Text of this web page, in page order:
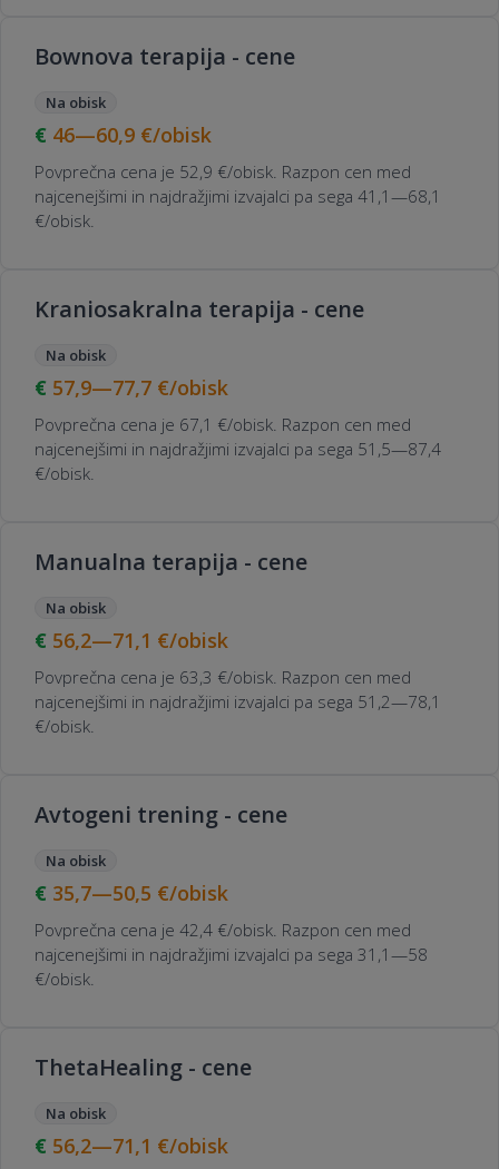
Bownova terapija - cene
Na obisk
46—60,9 €/obisk
Povprečna cena je 52,9 €/obisk. Razpon cen med
najcenejšimi in najdražjimi izvajalci pa sega 41,1—68,1
€/obisk.
Kraniosakralna terapija - cene
Na obisk
57,9—77,7 €/obisk
Povprečna cena je 67,1 €/obisk. Razpon cen med
najcenejšimi in najdražjimi izvajalci pa sega 51,5—87,4
€/obisk.
Manualna terapija - cene
Na obisk
56,2—71,1 €/obisk
Povprečna cena je 63,3 €/obisk. Razpon cen med
najcenejšimi in najdražjimi izvajalci pa sega 51,2—78,1
€/obisk.
Avtogeni trening - cene
Na obisk
35,7—50,5 €/obisk
Povprečna cena je 42,4 €/obisk. Razpon cen med
najcenejšimi in najdražjimi izvajalci pa sega 31,1—58
€/obisk.
ThetaHealing - cene
Na obisk
56,2—71,1 €/obisk